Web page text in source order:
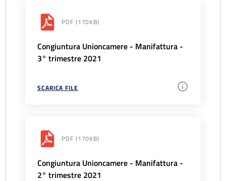
PDF (170KB)
Congiuntura Unioncamere - Manifattura -
3° trimestre 2021
SCARICA FILE
PDF (170KB)
Congiuntura Unioncamere - Manifattura -
2° trimestre 2021